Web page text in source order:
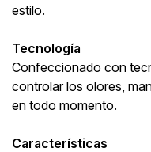
estilo.
Tecnología
Confeccionado con
controlar los olores,
en todo momento.
Características